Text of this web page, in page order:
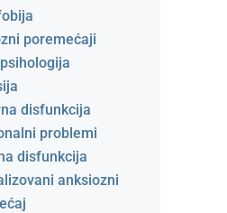
poremećaji
disfunkcija
problemi
disfunkcija
anksiozni